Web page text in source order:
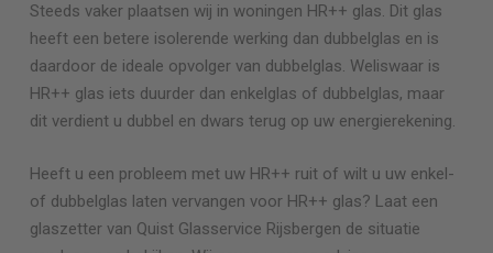
Steeds vaker plaatsen wij in woningen HR++ glas. Dit glas
heeft een betere isolerende werking dan dubbelglas en is
daardoor de ideale opvolger van dubbelglas. Weliswaar is
HR++ glas iets duurder dan enkelglas of dubbelglas, maar
dit verdient u dubbel en dwars terug op uw energierekening.
Heeft u een probleem met uw HR++ ruit of wilt u uw enkel-
of dubbelglas laten vervangen voor HR++ glas? Laat een
glaszetter van Quist Glasservice Rijsbergen de situatie